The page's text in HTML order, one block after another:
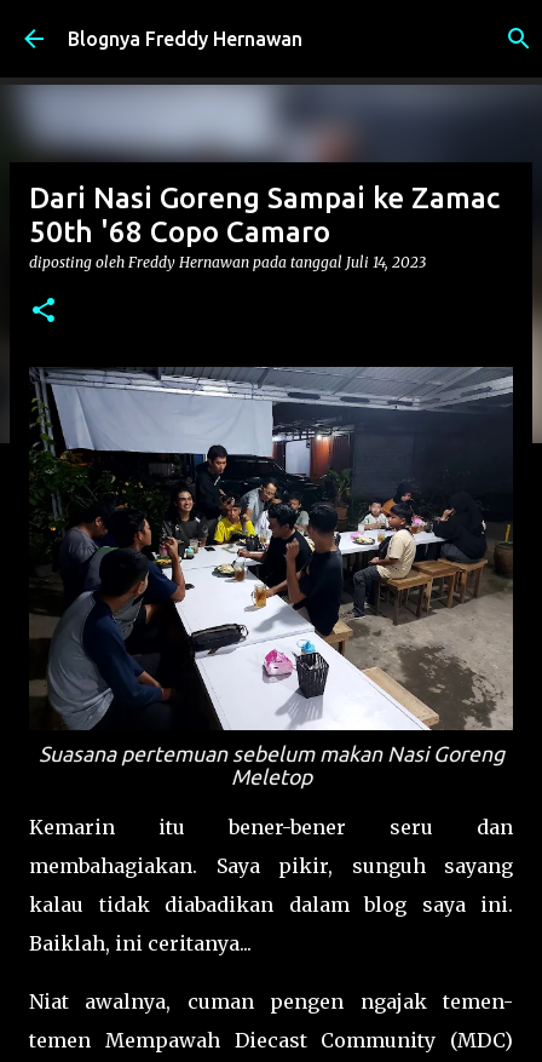
Langsung ke konten utama
Blognya Freddy Hernawan
Dari Nasi Goreng Sampai ke Zamac
50th '68 Copo Camaro
diposting oleh Freddy Hernawan pada tanggal Juli 14, 2023
Suasana pertemuan sebelum makan Nasi Goreng
Meletop
Kemarin itu bener-bener seru dan
membahagiakan. Saya pikir, sunguh sayang
kalau tidak diabadikan dalam blog saya ini.
Baiklah, ini ceritanya...
Niat awalnya, cuman pengen ngajak temen-
temen Mempawah Diecast Community (MDC)